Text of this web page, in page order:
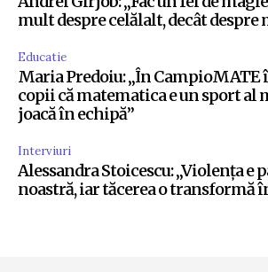
mult despre celălalt, decât despre
Educatie
Maria Predoiu: „În CampioMATE
copii că matematica e un sport al
joacă în echipă”
Interviuri
Alessandra Stoicescu: „Violența e
noastră, iar tăcerea o transformă